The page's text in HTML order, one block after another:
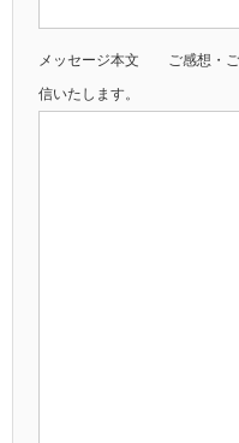
メッセージ本文 ご感想・ご
信いたします。